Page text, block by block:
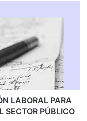
LABORAL PARA
SECTOR PÚBLICO